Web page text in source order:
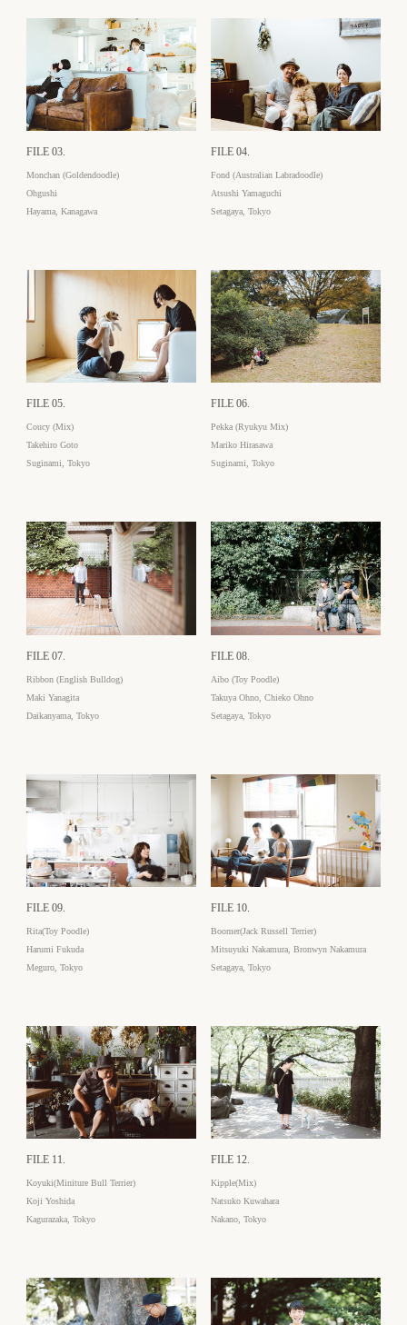
FILE 03.
Monchan (Goldendoodle)
Ohgushi
Hayama, Kanagawa
FILE 04.
Fond (Australian Labradoodle)
Atsushi Yamaguchi
Setagaya, Tokyo
FILE 05.
Coucy (Mix)
Takehiro Goto
Suginami, Tokyo
FILE 06.
Pekka (Ryukyu Mix)
Mariko Hirasawa
Suginami, Tokyo
FILE 07.
Ribbon (English Bulldog)
Maki Yanagita
Daikanyama, Tokyo
FILE 08.
Aibo (Toy Poodle)
Takuya Ohno, Chieko Ohno
Setagaya, Tokyo
FILE 09.
Rita(Toy Poodle)
Harumi Fukuda
Meguro, Tokyo
FILE 10.
Boomer(Jack Russell Terrier)
Mitsuyuki Nakamura, Bronwyn Nakamura
Setagaya, Tokyo
FILE 11.
Koyuki(Miniture Bull Terrier)
Koji Yoshida
Kagurazaka, Tokyo
FILE 12.
Kipple(Mix)
Natsuko Kuwahara
Nakano, Tokyo